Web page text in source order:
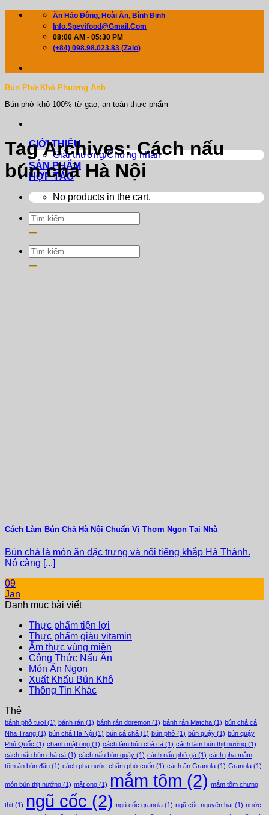
Skip
Ân Hảo Đông, Hoài Ân, Bình Định
Info.spevifood@gmail.com
08:00 AM - 05:30 PM
(+84) 098.98.023.83 (zalo)
Bún Phở Khô Phương Anh
Bún phở khô 100% từ gạo, an toàn thực phẩm
GIỚI THIỆU
Giải thưởng/Chứng nhận
SẢN PHẨM
HỢP TÁC
No products in the cart.
Search
for:
Search
for:
Tag Archives:Cách nấu
bún chả Hà Nội
Cách Làm Bún Chả Hà Nội Chuẩn Vị Thơm Ngon Tại Nhà
Bún chả là món ăn đặc trưng và nổi tiếng khắp Hà Thành.
Nó càng [...]
09
Jan
Danh mục bài viết
Thực phẩm tiện lợi
Thực phẩm giàu vitamin
Ẩm thực vùng miền
Công Thức Nấu Ăn
Món Ăn Ngon
Xuất Khẩu Bún Khô
Thông Tin Khác
Thẻ
bánh phở tươi (1) bánh rán (1) bánh rán doremon (1) bánh rán Matcha (1) bún chả cá
Nha Trang (1) bún chả Hà Nội (1) bún cá chả (1) bún phở (1) bún quậy (1) bún quậy
Phú Quốc (1) chanh mật ong (1) cách làm bún chả cá (1) cách làm bún thịt nướng (1)
cách nấu bún chả cá (1) cách nấu bún quậy (1) cách nấu phở gà (1) cách pha mắm
tôm ăn bún đậu (1) cách pha nước chấm phở cuốn (1) cách ăn Granola (1) Granola (1)
món bún thịt nướng (1) mật ong (1) mắm tôm (2) mắm tôm chưng
thịt (1) ngũ cốc (2) ngũ cốc granola (1) ngũ cốc nguyên hạt (1) nước